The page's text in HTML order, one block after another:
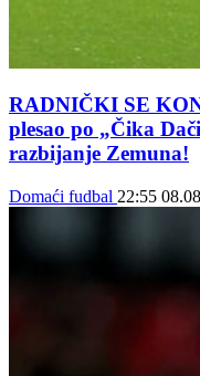
RADNIČKI SE
plesao po „Čika
razbijanje Zemuna!
Domaći fudbal 22:55